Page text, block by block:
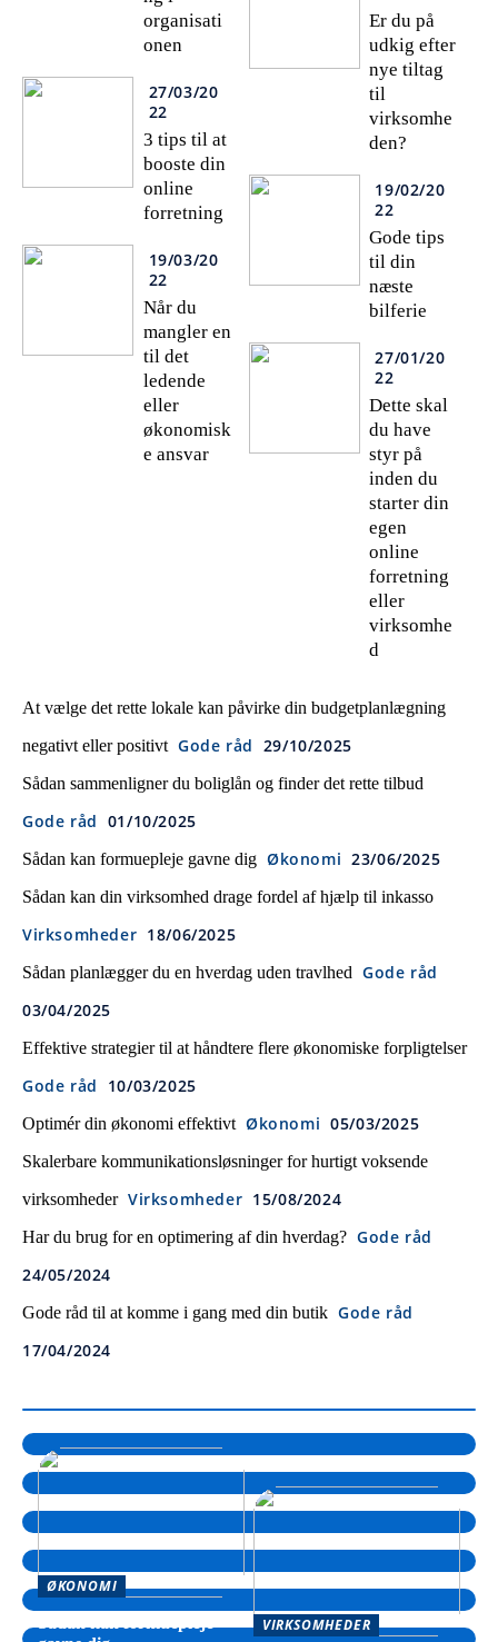
organisati
onen
27/03/20
22
3 tips til at
booste din
online
forretning
19/03/20
22
Når du
mangler en
til det
ledende
eller
økonomisk
e ansvar
Er du på
udkig efter
nye tiltag
til
virksomhe
den?
19/02/20
22
Gode tips
til din
næste
bilferie
27/01/20
22
Dette skal
du have
styr på
inden du
starter din
egen
online
forretning
eller
virksomhe
d
At vælge det rette lokale kan påvirke din budgetplanlægning
negativt eller positivt Gode råd 29/10/2025
Sådan sammenligner du boliglån og finder det rette tilbud
Gode råd 01/10/2025
Sådan kan formuepleje gavne dig Økonomi 23/06/2025
Sådan kan din virksomhed drage fordel af hjælp til inkasso
Virksomheder 18/06/2025
Sådan planlægger du en hverdag uden travlhed Gode råd
03/04/2025
Effektive strategier til at håndtere flere økonomiske forpligtelser
Gode råd 10/03/2025
Optimér din økonomi effektivt Økonomi 05/03/2025
Skalerbare kommunikationsløsninger for hurtigt voksende
virksomheder Virksomheder 15/08/2024
Har du brug for en optimering af din hverdag? Gode råd
24/05/2024
Gode råd til at komme i gang med din butik Gode råd
17/04/2024
ØKONOMI
VIRKSOMHEDER